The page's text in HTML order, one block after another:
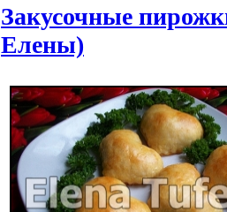
Закусочные
Елены)